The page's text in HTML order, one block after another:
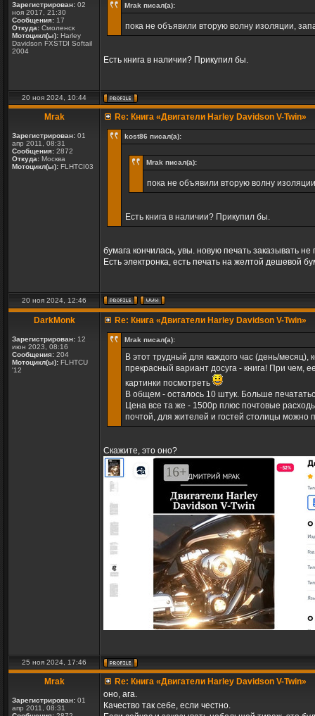
Зарегистрирован: 02
ноя 2017, 21:30
Сообщения: 17
Откуда: Смоленск
Мотоцикл(ы): Harley
Davidson FXSTDI Softail
2004
Mrak писал(а):
пока не объявили вторую волну изоляции,
Есть книга в наличии? Прикупил бы.
20 ноя 2024, 10:44
Mrak
Зарегистрирован: 01
апр 2011, 08:31
Сообщения: 2872
Откуда: Москва
Мотоцикл(ы): FLHTCI03
Re: Книга «Двигатели Harley Davidson V-Twin»
kost86 писал(а):
Mrak писал(а):
пока не объявили вторую волну
Есть книга в наличии? Прикупил бы.
бумага кончилась, увы. новую печать заказывать
Есть электронка, есть печать на желтой дешевой
20 ноя 2024, 12:46
DarkMonk
Зарегистрирован: 12
июн 2023, 08:16
Сообщения: 204
Мотоцикл(ы): FLHTCU
'12
Re: Книга «Двигатели Harley Davidson V-Twin»
Mrak писал(а):
В этот трудный для каждого час (день/
прекрасный вариант досуга - книга! При чем,
картинки посмотреть
В общем - осталось 10 штук. Больше
Цена все та же - 1500р плюс почтовые
почтой, для жителей и гостей столицы можно
Скажите, это оно?
25 ноя 2024, 17:46
Mrak
Зарегистрирован: 01
апр 2011, 08:31
Re: Книга «Двигатели Harley Davidson V-Twin»
оно, ага.
Качество так себе, если честно.